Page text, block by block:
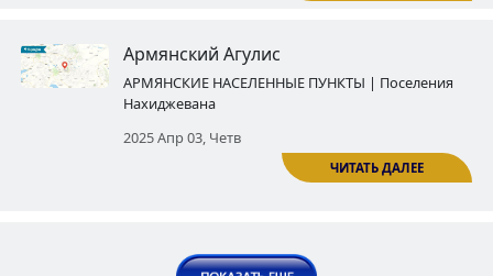
Проникнутое агрессией и
фальсификациями новое